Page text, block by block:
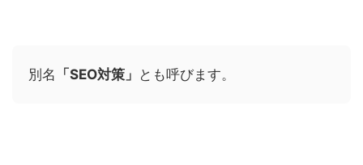
別名 「SEO対策」 とも呼びます。